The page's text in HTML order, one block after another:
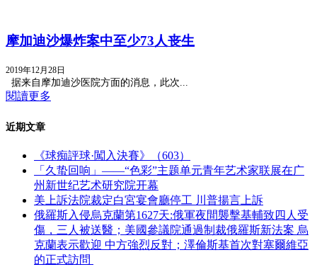
摩加迪沙爆炸案中至少73人丧生
2019年12月28日
据来自摩加迪沙医院方面的消息，此次...
閱讀更多
近期文章
《球痴評球·闖入決賽》（603）
「久蛰回响」——“色彩”主题单元青年艺术家联展在广
州新世纪艺术研究院开幕
美上訴法院裁定白宮宴會廳停工 川普揚言上訴
俄羅斯入侵烏克蘭第1627天:俄軍夜間襲擊基輔致四人受
傷，三人被送醫；美國參議院通過制裁俄羅斯新法案 烏
克蘭表示歡迎 中方強烈反對；澤倫斯基首次對塞爾維亞
的正式訪問